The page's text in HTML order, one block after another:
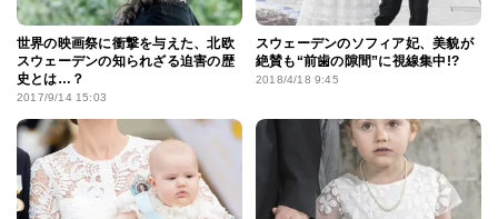
世界の映画祭に衝撃を与えた、北欧
スウェーデンの知られざる迫害の歴
史とは…？
2017/9/14 15:03
スウェーデンのソフィア妃、美貌が
絶賛も“前歯の隙間”に視線集中!?
2018/4/18 9:45